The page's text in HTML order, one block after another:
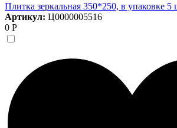
Плитка зеркальная 350*250, в упаковке 5
Артикул: Ц0000005516
0 Р